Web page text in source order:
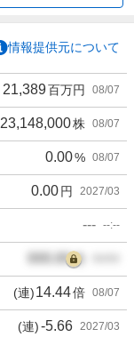
情報提供元について
21,389百万円 08/07
23,148,000株 08/07
0.00% 08/07
0.00円 2027/03
--- --:--
000.00倍
(連)14.44倍 08/07
(連)-5.66 2027/03